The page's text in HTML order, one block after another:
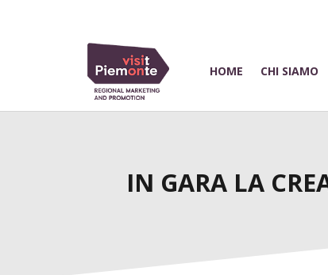
HOME CHI SIAMO
IN GARA LA